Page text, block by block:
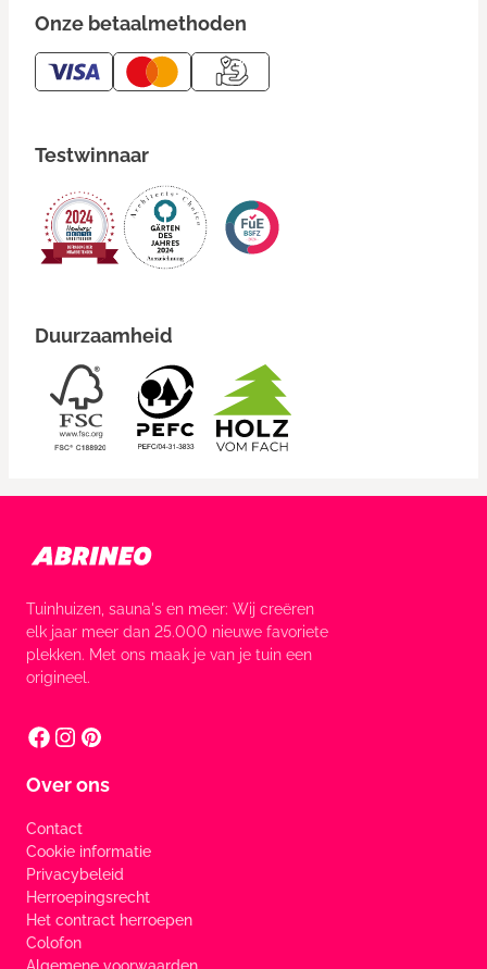
Onze betaalmethoden
Testwinnaar
Duurzaamheid
Tuinhuizen, sauna's en meer: Wij creëren
elk jaar meer dan 25.000 nieuwe favoriete
plekken. Met ons maak je van je tuin een
origineel.
Over ons
Contact
Cookie informatie
Privacybeleid
Herroepingsrecht
Het contract herroepen
Colofon